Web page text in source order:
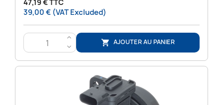
47,19 € TTC
39,00 € (VAT Excluded)
>
<
 AJOUTER AU PANIER